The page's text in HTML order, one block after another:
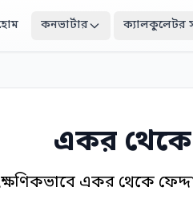
কনভার্টার ক্যালকুলেটর
একর থেকে
একর থেকে